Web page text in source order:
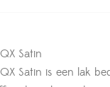
Satin
Satin is een lak